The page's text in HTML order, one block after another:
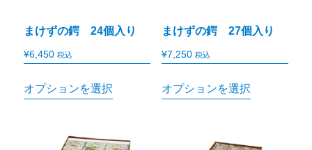
まけずの鍔 24個入り
¥6,450 税込
オプションを選択
まけずの鍔 27個入り
¥7,250 税込
オプションを選択